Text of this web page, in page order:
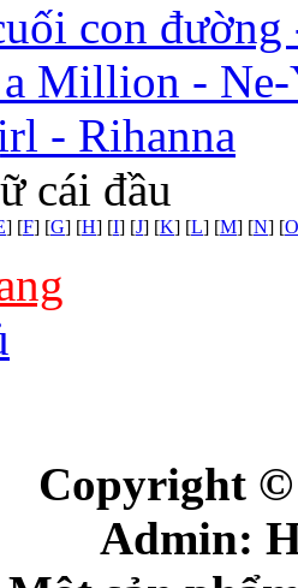
con
Million -
- Rihanna
cái đầu
] [F] [G] [H] [I] [J] [K] [L] [M] [N] [O
Copyright ©
Admin: